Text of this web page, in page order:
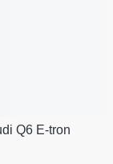
Q6 E-tron